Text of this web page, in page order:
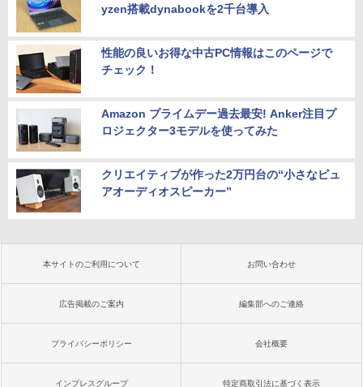
yzen搭載dynabookを2千台導入
性能の良いお得な中古PC情報はこのページで
チェック！
Amazon プライムデー過去最安! Anker注目プ
ロジェクター3モデルを使ってみた
クリエイティブが作った2万円台の“小さなピュ
アオーディオスピーカー”
本サイトのご利用について お問い合わせ
広告掲載のご案内 編集部へのご連絡
プライバシーポリシー 会社概要
インプレスグループ 特定商取引法に基づく表示